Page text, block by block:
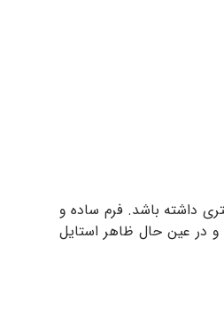
داشته باشد. فرم ساده و
و در عین حال ظاهر استایل